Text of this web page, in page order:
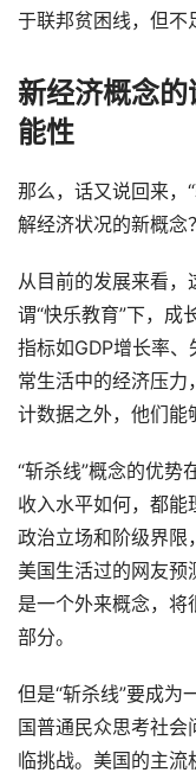
于联邦贫困线，但不
新经济概念
能性
那么，话又说回来，
解经济状况的新概念？
从目前的发展来看
谓“快乐教育”下，成
指标如GDP增长率
常生活中的经济压力
计数据之外，他们能
“斩杀线”概念的优势
收入水平如何，都能
政治立场和阶级界限
美国生活过的网友预
是一个外来概念，
部分。
但是“斩杀线”要成为
国普通民众思考社会
临挑战。美国的主